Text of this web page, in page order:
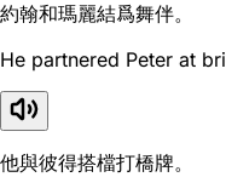
約翰和瑪麗結爲舞伴。
He partnered Peter at
他與彼得搭檔打橋牌。